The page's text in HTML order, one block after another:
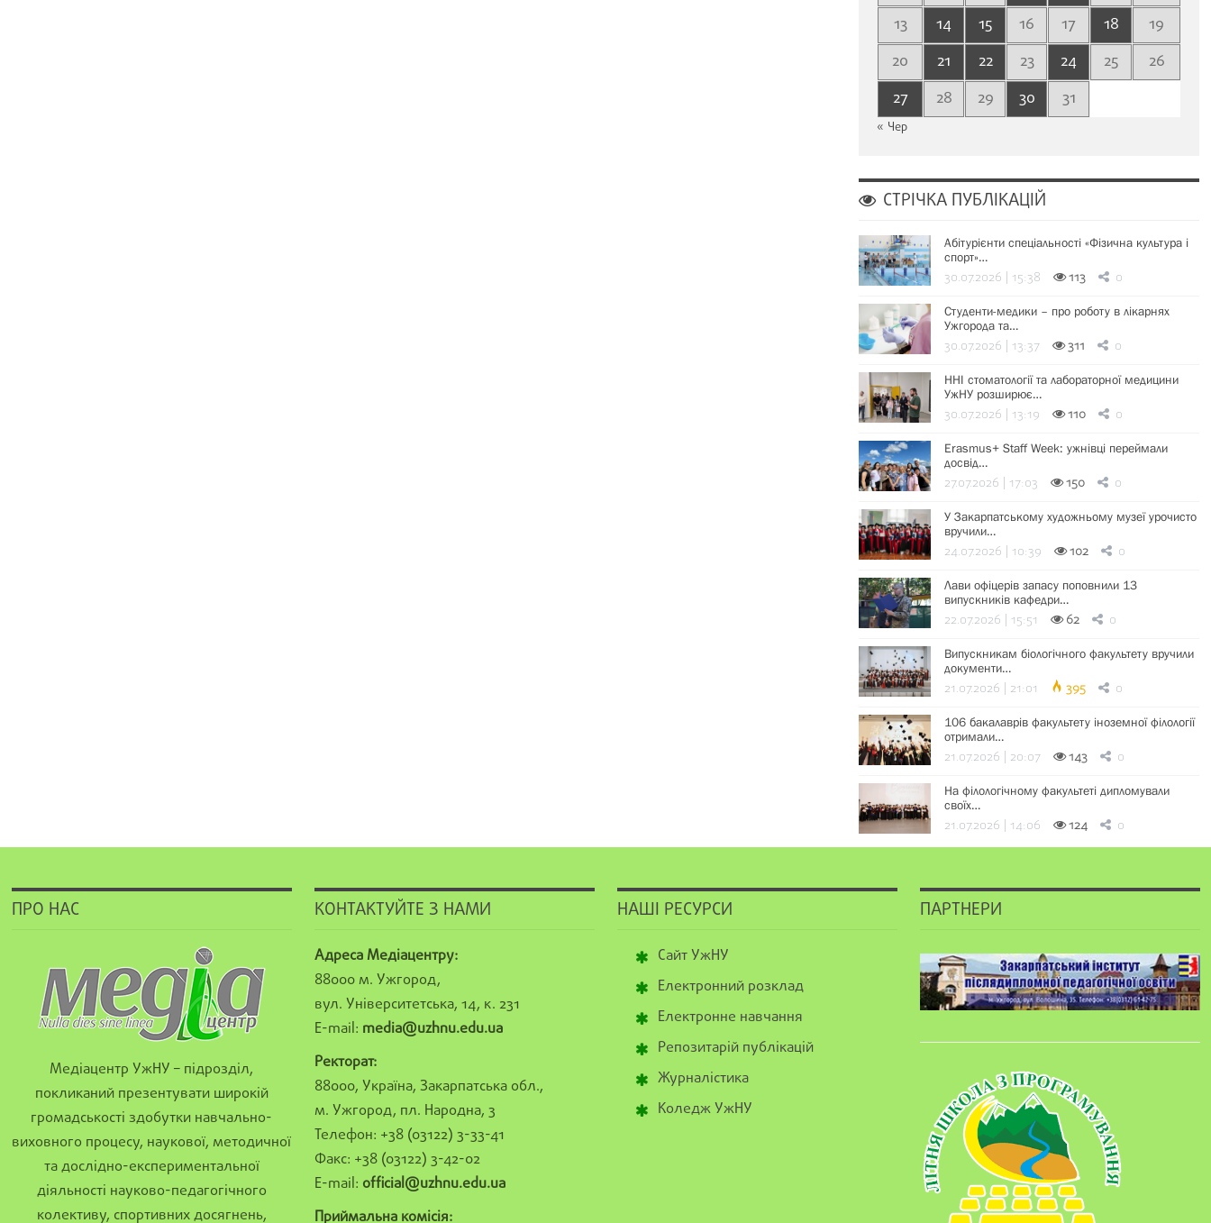
13
14 15 16 17 18
19
20
21 22 23 24 25
26
27
28 29 30 31
« Чер
СТРІЧКА ПУБЛІКАЦІЙ
Абітурієнти спеціальності «Фізична культура і
спорт»…
30.07.2026 | 15:38 113 0
Студенти-медики – про роботу в лікарнях
Ужгорода та…
30.07.2026 | 13:37 311 0
ННІ стоматології та лабораторної медицини
УжНУ розширює…
30.07.2026 | 13:19 110 0
Erasmus+ Staff Week: ужнівці переймали
досвід…
27.07.2026 | 17:03 150 0
У Закарпатському художньому музеї урочисто
вручили…
24.07.2026 | 10:39 102 0
Лави офіцерів запасу поповнили 13
випускників кафедри…
22.07.2026 | 15:51 62 0
Випускникам біологічного факультету вручили
документи…
21.07.2026 | 21:01 395 0
106 бакалаврів факультету іноземної філології
отримали…
21.07.2026 | 20:07 143 0
На філологічному факультеті дипломували
своїх…
21.07.2026 | 14:06 124 0
ПРО НАС
Медіацентр УжНУ – підрозділ,
покликаний презентувати широкій
громадськості здобутки навчально-
виховного процесу, наукової, методичної
та дослідно-експериментальної
діяльності науково-педагогічного
колективу, спортивних досягнень,
КОНТАКТУЙТЕ З НАМИ
Адреса Медіацентру:
88000 м. Ужгород,
вул. Університетська, 14, к. 231
E-mail: media@uzhnu.edu.ua
Ректорат:
88000, Україна, Закарпатська обл.,
м. Ужгород, пл. Народна, 3
Телефон: +38 (03122) 3-33-41
Факс: +38 (03122) 3-42-02
E-mail: official@uzhnu.edu.ua
Приймальна комісія:
НАШІ РЕСУРСИ
Сайт УжНУ
Електронний розклад
Електронне навчання
Репозитарій публікацій
Журналістика
Коледж УжНУ
ПАРТНЕРИ